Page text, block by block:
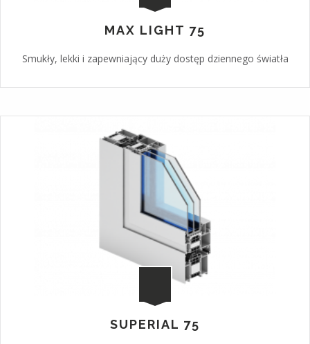
MAX LIGHT 75
Smukły, lekki i zapewniający duży dostęp dziennego światła
SUPERIAL 75